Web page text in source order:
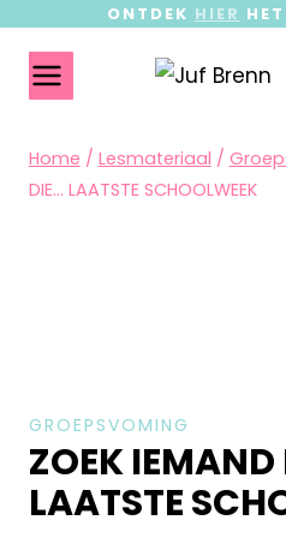
ONTDEK HIER
Home / Lesmateriaal /
DIE… LAATSTE SCHOOLWEEK
GROEPSVOMING
ZOEK
LAATSTE